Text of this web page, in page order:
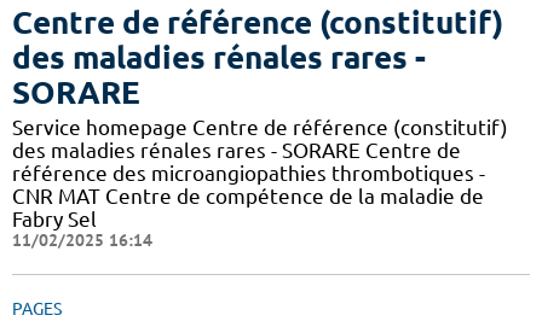
Centre de référence (constitutif)
des maladies rénales rares -
SORARE
Service homepage Centre de référence (constitutif)
des maladies rénales rares - SORARE Centre de
référence des microangiopathies thrombotiques -
CNR MAT Centre de compétence de la maladie de
Fabry Sel
11/02/2025 16:14
PAGES